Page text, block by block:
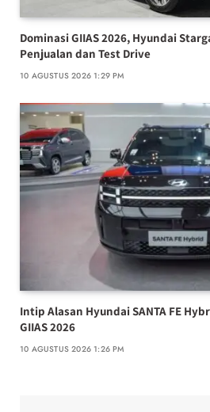
Dominasi GIIAS 2026, Hyundai
Penjualan dan Test Drive
10 AGUSTUS 2026 1:29 PM
Intip Alasan Hyundai SANTA FE
GIIAS 2026
10 AGUSTUS 2026 1:26 PM